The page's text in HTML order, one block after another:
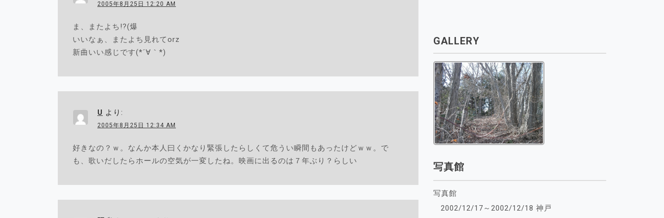
2005年8月25日 12:20 AM
ま、またよち!?(爆
いいなぁ、またよち見れてorz
新曲いい感じです(*´∀｀*)
U より:
2005年8月25日 12:34 AM
好きなの？ｗ。なんか本人曰くかなり緊張したらしくて危うい瞬間もあったけどｗｗ。で
も、歌いだしたらホールの空気が一変したね。映画に出るのは７年ぶり？らしい
GALLERY
写真館
写真館
2002/12/17～2002/12/18 神戸